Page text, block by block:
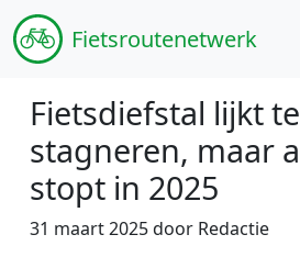
Fietsroutenetwerk
Fietsdiefstal lijkt te
stagneren, maar
stopt in 2025
31 maart 2025 door Redactie